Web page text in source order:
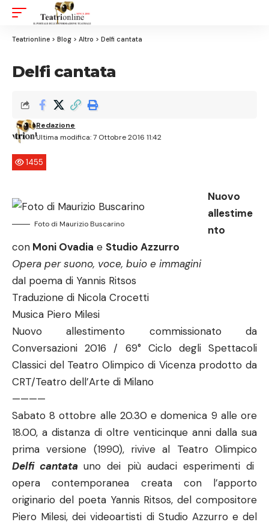
Teatrionline > Blog > Altro > Delfi cantata
Delfi cantata
Ultima modifica: 7 Ottobre 2016 11:42
Redazione
1455
Foto di Maurizio Buscarino
Nuovo
allestime
nto
con Moni Ovadia e Studio Azzurro
Opera per suono, voce, buio e immagini
daI poema di Yannis Ritsos
Traduzione di Nicola Crocetti
Musica Piero Milesi
Nuovo allestimento commissionato da
Conversazioni 2016 / 69° Ciclo degli Spettacoli
Classici del Teatro Olimpico di Vicenza prodotto da
CRT/Teatro dell’Arte di Milano
————
Sabato 8 ottobre alle 20.30 e domenica 9 alle ore
18.00, a distanza di oltre venticinque anni dalla sua
prima versione (1990), rivive al Teatro Olimpico
Delfi cantata uno dei più audaci esperimenti di
opera contemporanea creata con l’apporto
originario del poeta Yannis Ritsos, del compositore
Piero Milesi, dei videoartisti di Studio Azzurro e del